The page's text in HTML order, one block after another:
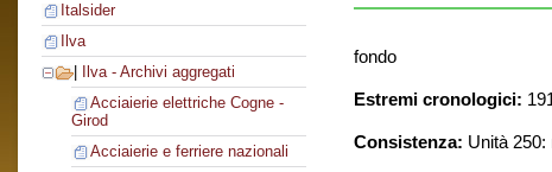
Italsider
Ilva
Ilva - Archivi aggregati
Acciaierie elettriche Cogne -
Girod
Acciaierie e ferriere nazionali
fondo
Estremi cronologici:
Consistenza: Unità 250: